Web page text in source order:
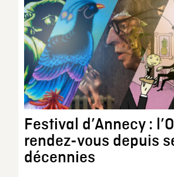
Festival d’Annecy :
rendez-vous depuis
décennies